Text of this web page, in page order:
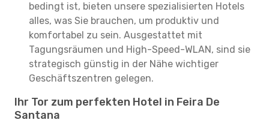
bedingt ist, bieten unsere spezialisierten Hotels
alles, was Sie brauchen, um produktiv und
komfortabel zu sein. Ausgestattet mit
Tagungsräumen und High-Speed-WLAN, sind sie
strategisch günstig in der Nähe wichtiger
Geschäftszentren gelegen.
Ihr Tor zum perfekten Hotel in Feira De
Santana